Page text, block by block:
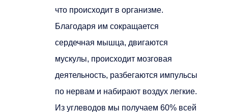
что происходит в организме.
Благодаря им сокращается
сердечная мышца, двигаются
мускулы, происходит мозговая
деятельность, разбегаются импульсы
по нервам и набирают воздух легкие.
Из углеводов мы получаем 60% всей